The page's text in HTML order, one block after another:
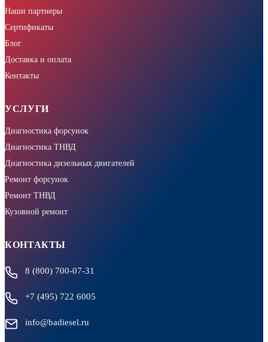
Наши партнеры
Сертификаты
Блог
Доставка и оплата
Контакты
УСЛУГИ
Диагностика форсунок
Диагностика ТНВД
Диагностика дизельных двигателей
Ремонт форсунок
Ремонт ТНВД
Кузовной ремонт
КОНТАКТЫ
8 (800) 700-07-31
+7 (495) 722 6005
info@badiesel.ru